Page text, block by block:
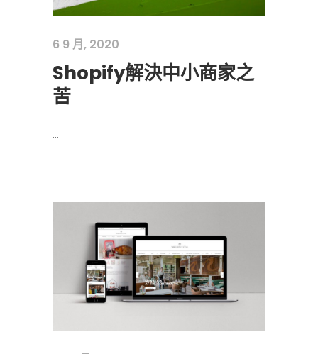
6 9 月, 2020
Shopify解決中小商家之
苦
...